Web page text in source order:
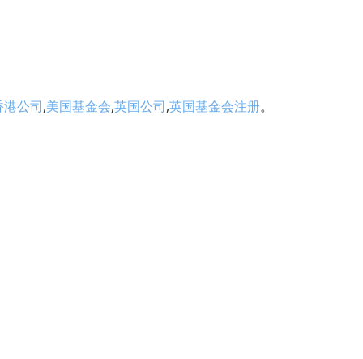
港公司,美国基金会,英国公司,英国基金会注册。